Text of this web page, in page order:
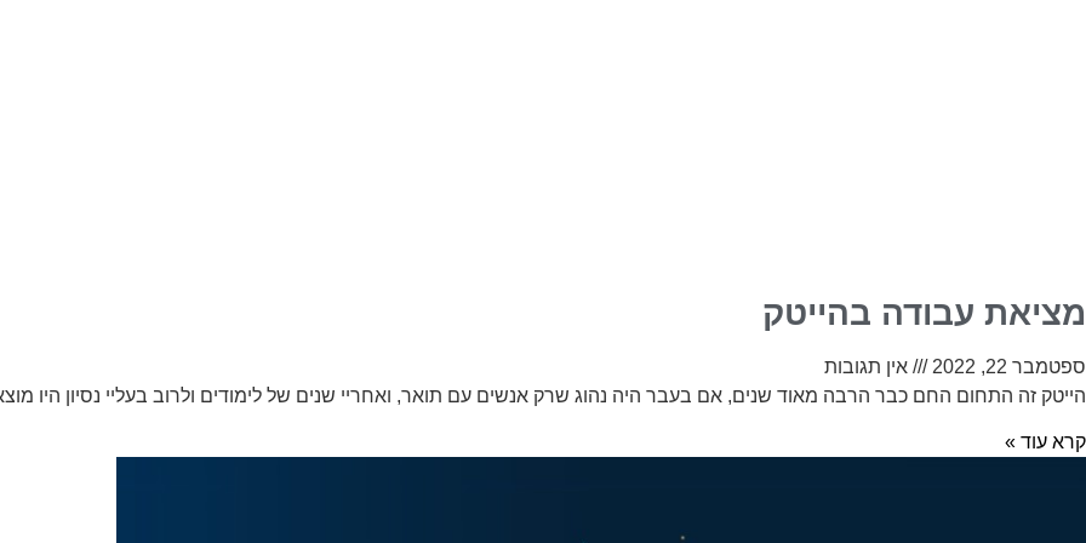
מציאת עבודה בהייטק
ספטמבר 22, 2022
אין תגובות
הייטק זה התחום החם כבר הרבה מאוד שנים, אם בעבר היה נהוג שרק אנשים עם תואר, ואחריי שנים של לימודים ולרוב בעליי נסיון היו
קרא עוד »